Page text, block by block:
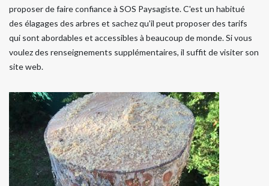
proposer de faire confiance à SOS Paysagiste. C'est un habitué
des élagages des arbres et sachez qu'il peut proposer des tarifs
qui sont abordables et accessibles à beaucoup de monde. Si vous
voulez des renseignements supplémentaires, il suffit de visiter son
site web.